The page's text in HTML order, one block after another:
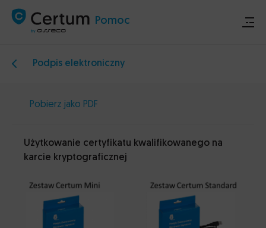
Pomoc
Ogłoszenia techniczne
Kontakt
Certum.pl
Sklep
Podpis elektroniczny
Pobierz jako PDF
Użytkowanie certyfikatu kwalifikowanego na
karcie kryptograficznej